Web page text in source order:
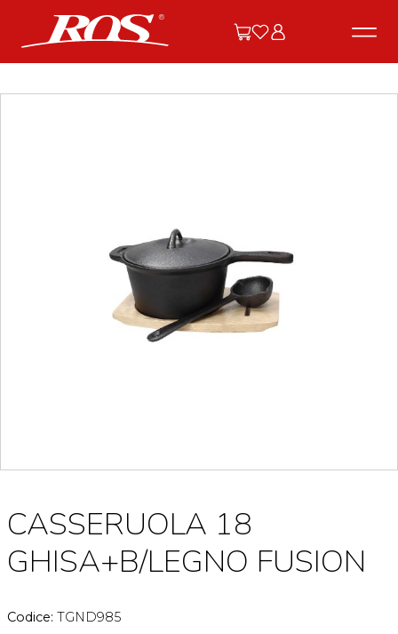
CASSERUOLA 18
GHISA+B/LEGNO FUSION
Codice: TGND985